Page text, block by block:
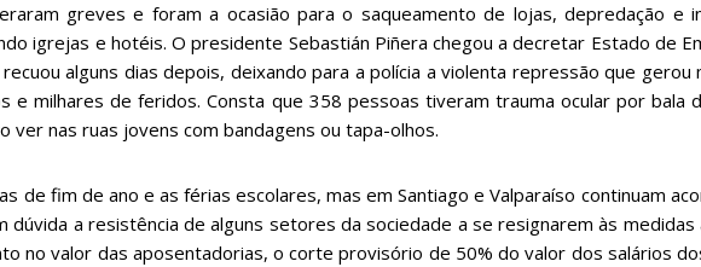
greves e foram a ocasião para o saqueamento de lojas, depredação e
igrejas e hotéis. O presidente Sebastián Piñera chegou a decretar Estado de
alguns dias depois, deixando para a polícia a violenta repressão que gerou
milhares de feridos. Consta que 358 pessoas tiveram trauma ocular por bala
ver nas ruas jovens com bandagens ou tapa-olhos.
de fim de ano e as férias escolares, mas em Santiago e Valparaíso continuam
a resistência de alguns setores da sociedade a se resignarem às
no valor das aposentadorias, o corte provisório de 50% do valor dos salários